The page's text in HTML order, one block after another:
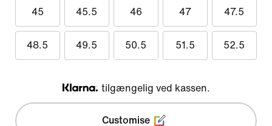
45 45.5 46 47 47.5
48.5 49.5 50.5 51.5 52.5
Klarna
tilgængelig ved kassen.
Customise